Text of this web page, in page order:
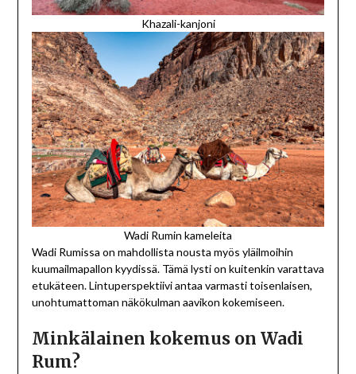
Khazali-kanjoni
Wadi Rumin kameleita
Wadi Rumissa on mahdollista nousta myös yläilmoihin
kuumailmapallon kyydissä. Tämä lysti on kuitenkin varattava
etukäteen. Lintuperspektiivi antaa varmasti toisenlaisen,
unohtumattoman näkökulman aavikon kokemiseen.
Minkälainen kokemus on Wadi
Rum?